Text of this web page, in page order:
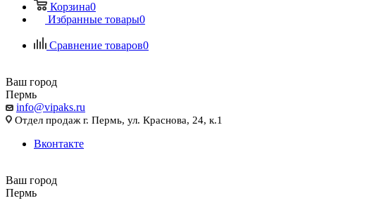
Корзина0
Избранные товары0
Сравнение товаров0
Ваш город
Пермь
info@vipaks.ru
Отдел продаж г. Пермь, ул. Краснова, 24, к.1
Вконтакте
Ваш город
Пермь